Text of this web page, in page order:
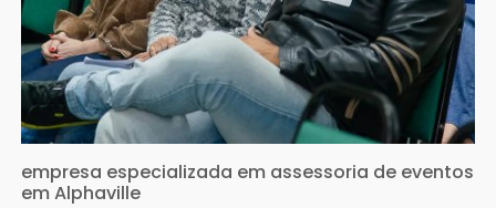
empresa especializada em assessoria de eventos
em Alphaville